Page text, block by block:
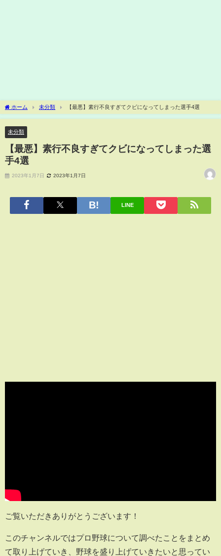
ホーム 未分類 【最悪】素行不良すぎてクビになってしまった選手4選
未分類
【最悪】素行不良すぎてクビになってしまった選
手4選
2023年1月7日 2023年1月7日
LINE
ご覧いただきありがとうございます！
このチャンネルではプロ野球について調べたことをまとめ
て取り上げていき、野球を盛り上げていきたいと思ってい